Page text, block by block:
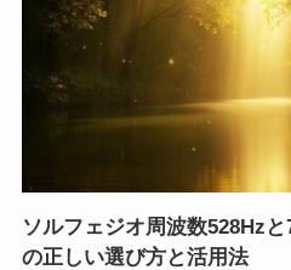
ソルフェジオ周波数528Hz
の正しい選び方と活用法